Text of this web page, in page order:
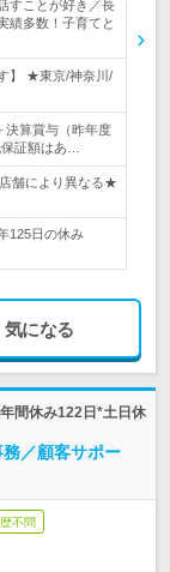
すことが好き／長
績多数！子育てと
】 ★東京/神奈川/
決算賞与（昨年度
証額はあ…
舗により異なる★
125日の休み
気になる
間休み122日*土日休
／顧客サポー
不問